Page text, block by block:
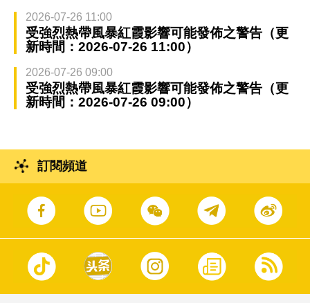
2026-07-26 11:00
受強烈熱帶風暴紅霞影響可能發佈之警告（更
新時間：2026-07-26 11:00）
2026-07-26 09:00
受強烈熱帶風暴紅霞影響可能發佈之警告（更
新時間：2026-07-26 09:00）
訂閱頻道